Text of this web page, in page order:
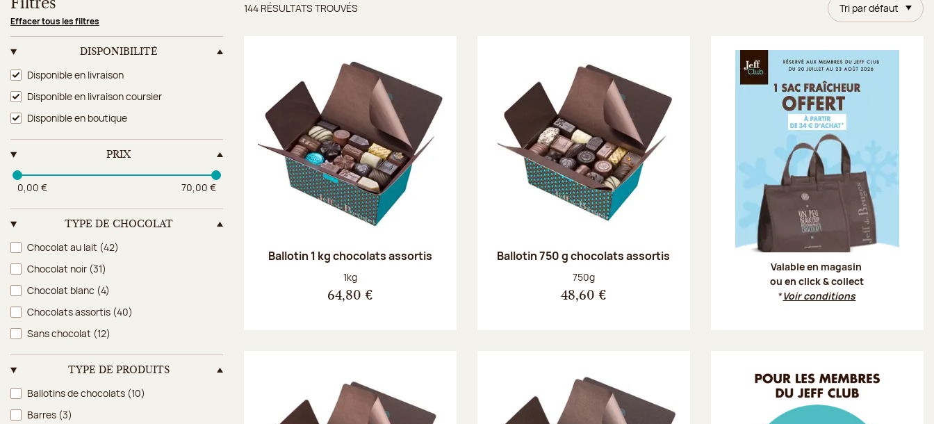
Filtres
Effacer tous les filtres
DISPONIBILITÉ
Disponibilité
Disponible en livraison
Disponible en livraison coursier
Disponible en boutique
PRIX
0,00 € 70,00 €
TYPE DE CHOCOLAT
Type de chocolat
Chocolat au lait (42)
Chocolat noir (31)
Chocolat blanc (4)
Chocolats assortis (40)
Sans chocolat (12)
TYPE DE PRODUITS
Type de produits
Ballotins de chocolats (10)
Barres (3)
Tri par défaut
Résultats trouvés
144 RÉSULTATS TROUVÉS
Ballotin 1 kg chocolats assortis
Poids net :
1kg
64,80 €
Ballotin 750 g chocolats assortis
Poids net :
750g
48,60 €
Valable en magasin
ou en click & collect
*Voir conditions